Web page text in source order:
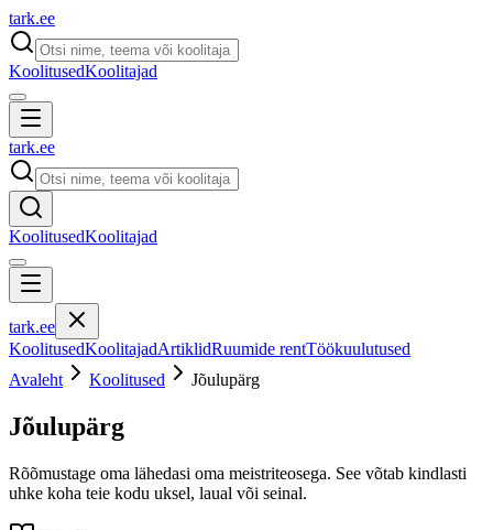
tark.ee
KoolitusedKoolitajad
tark.ee
KoolitusedKoolitajad
tark.ee
KoolitusedKoolitajadArtiklidRuumide rentTöökuulutused
Avaleht
Koolitused Jõulupärg
Jõulupärg
Rõõmustage oma lähedasi oma meistriteosega. See võtab kindlasti
uhke koha teie kodu uksel, laual või seinal.